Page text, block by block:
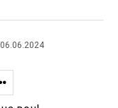
06.06.2024